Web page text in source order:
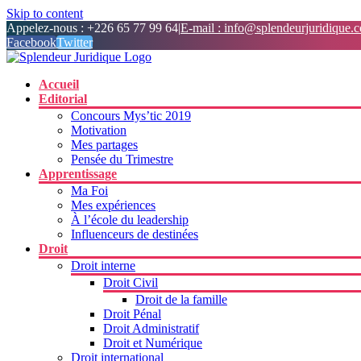
Skip to content
Appelez-nous : +226 65 77 99 64|E-mail :
FacebookTwitter
Accueil
Editorial
Concours Mys’tic 2019
Motivation
Mes partages
Pensée du Trimestre
Apprentissage
Ma Foi
Mes expériences
À l’école du leadership
Influenceurs de destinées
Droit
Droit interne
Droit Civil
Droit de la famille
Droit Pénal
Droit Administratif
Droit et Numérique
Droit international